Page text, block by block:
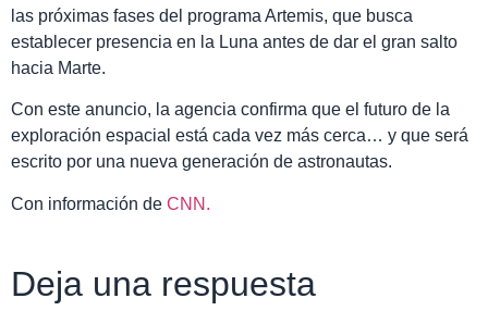
las próximas fases del programa Artemis, que busca
establecer presencia en la Luna antes de dar el gran salto
hacia Marte.
Con este anuncio, la agencia confirma que el futuro de la
exploración espacial está cada vez más cerca… y que será
escrito por una nueva generación de astronautas.
Con información de CNN.
Deja una respuesta